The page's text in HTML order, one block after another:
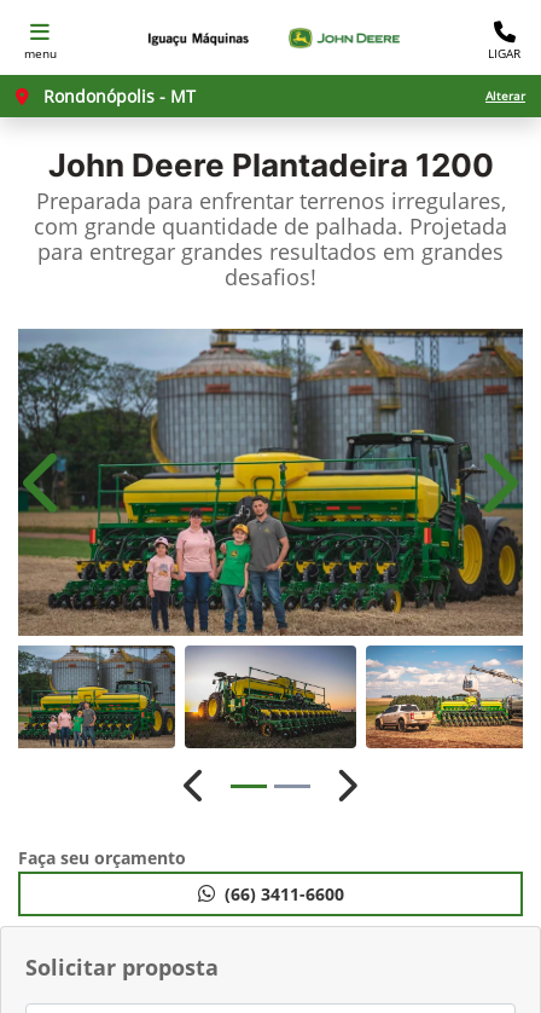
menu LIGAR
Rondonópolis - MT Alterar
John Deere Plantadeira 1200
Preparada para enfrentar terrenos irregulares,
com grande quantidade de palhada. Projetada
para entregar grandes resultados em grandes
desafios!​
Solicitar proposta
Anterior
Anterior Próximo
Faça seu orçamento
(66) 3411-6600